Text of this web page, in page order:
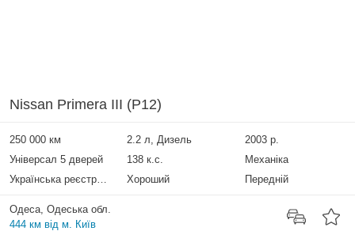
Nissan Primera III (P12)
250 000 км 2.2 л, Дизель
2003 р.
Універсал 5 дверей
138 к.с.
Механіка
Українська реєстрація
Хороший Передній
Одеса, Одеська обл.
444 км від м. Київ